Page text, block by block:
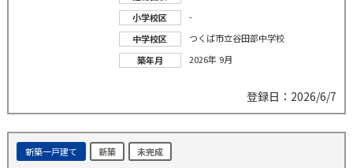
小学校区
-
中学校区
つくば市立谷田部中学校
築年月
2026年 9月
登録日：2026/6/7
新築一戸建て 新築 未完成